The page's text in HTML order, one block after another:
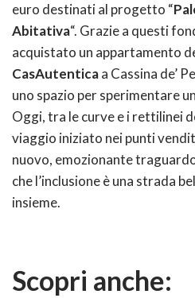
euro destinati al progetto “
Abitativa“. Grazie a questi
acquistato un appartamento
CasAutenticaa Cassina de’
uno spazio per sperimentare
Oggi, tra le curve e i rettilinei
viaggio iniziato nei punti
nuovo, emozionante
che l’inclusione è una strada
insieme.
Scopri anche: